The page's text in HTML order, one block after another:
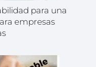
para una
empresas